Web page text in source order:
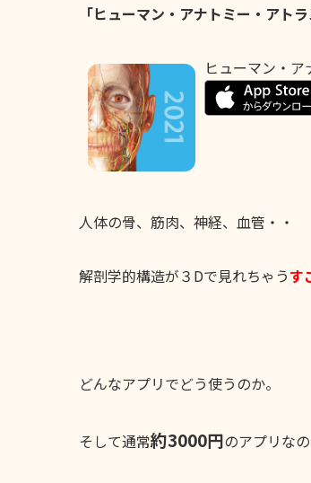
「ヒューマン・アナトミー・アトラ
ヒューマン・
人体の骨、筋肉、神経、血管・・
解剖学的構造が３Dで見れちゃうす
どんなアプリでどう使うのか。
そして通常約3000円のアプリな